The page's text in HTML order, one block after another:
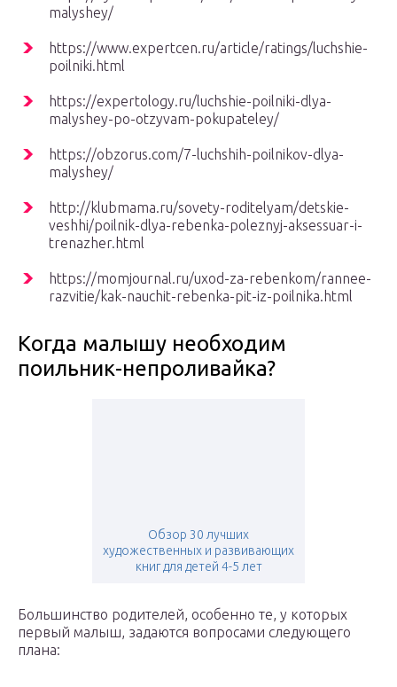
malyshey/
https://www.expertcen.ru/article/ratings/luchshie-
poilniki.html
https://expertology.ru/luchshie-poilniki-dlya-
malyshey-po-otzyvam-pokupateley/
https://obzorus.com/7-luchshih-poilnikov-dlya-
malyshey/
http://klubmama.ru/sovety-roditelyam/detskie-
veshhi/poilnik-dlya-rebenka-poleznyj-aksessuar-i-
trenazher.html
https://momjournal.ru/uxod-za-rebenkom/rannee-
razvitie/kak-nauchit-rebenka-pit-iz-poilnika.html
Когда малышу необходим
поильник-непроливайка?
Обзор 30 лучших
художественных и развивающих
книг для детей 4-5 лет
Большинство родителей, особенно те, у которых
первый малыш, задаются вопросами следующего
плана: